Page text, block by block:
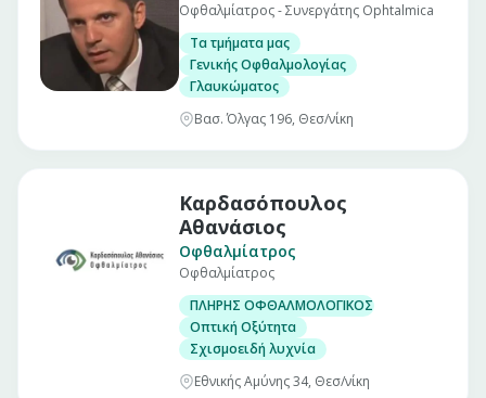
Οφθαλμίατρος - Συνεργάτης Ophtalmica
Τα τμήματα μας
Γενικής Οφθαλμολογίας
Γλαυκώματος
Βασ. Όλγας 196, Θεσ/νίκη
Καρδασόπουλος
Αθανάσιος
Οφθαλμίατρος
Οφθαλμίατρος
ΠΛΗΡΗΣ ΟΦΘΑΛΜΟΛΟΓΙΚΟΣ ΕΛΕΓΧΟΣ
Οπτική Οξύτητα
Σχισμοειδή λυχνία
Εθνικής Αμύνης 34, Θεσ/νίκη